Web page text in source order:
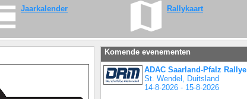
Jaarkalender Rallykaart
Komende evenementen
ADAC Saarland-Pfalz Rallye
St. Wendel, Duitsland
14-8-2026 - 15-8-2026